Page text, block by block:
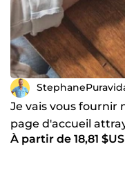
Je vais vous fournir
page d'accueil
minutes
À partir de 18,81 $US